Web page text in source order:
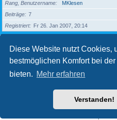
Diese Website nutzt Cookies,
bestmöglichen Komfort bei
bieten. Mehr erfahren
Verstanden!
Rang, Benutzername
MKlesen
Beiträge
7
Registriert
Fr 26. Jan 2007, 20:14
203 Mitglieder 1 2
Powered byphpBB® Forum